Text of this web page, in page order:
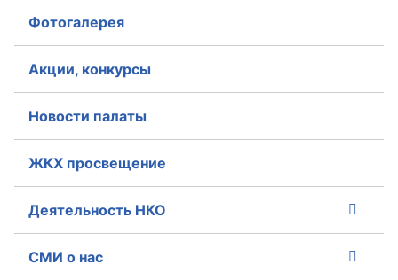
Фотогалерея
Акции, конкурсы
Новости палаты
ЖКХ просвещение
Деятельность НКО
СМИ о нас